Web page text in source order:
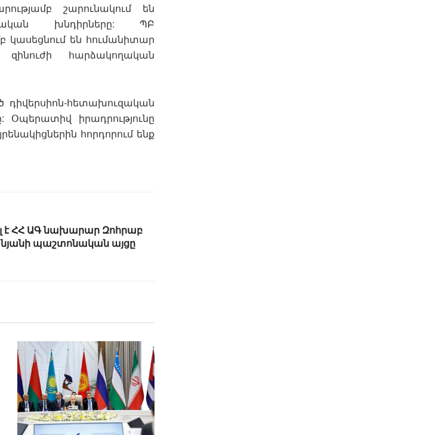
շարունակում են
խնդիրները: ՊԲ
կասեցնում են հումանիտար
հարձակողական
դիվերսիոն-հետախուզական
Օպերատիվ իրադրությունը
հորդորում ենք
է ՀՀ ԱԳ նախարար Զոհրաբ
պաշտոնական այցը